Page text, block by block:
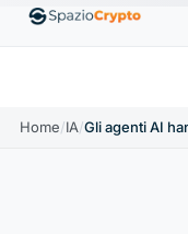
EthereumETH1.880,58 USD
Home/IA/